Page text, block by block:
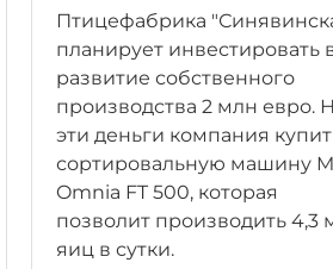
Птицефабрика
планирует инвестировать
развитие собственного
производства 2 млн евро.
эти деньги компания купит
сортировальную машину
Omnia FT 500, которая
позволит производить 4,3
яиц в сутки.